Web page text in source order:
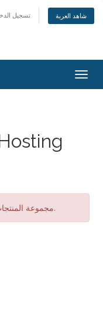
تسجيل شاهد العربة
مجموعة المنتجات لا تحتوي على أي منتجات مرئية.